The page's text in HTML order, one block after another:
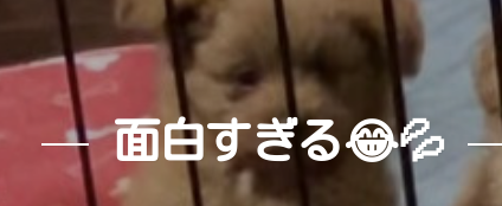
面白すぎる😂💦